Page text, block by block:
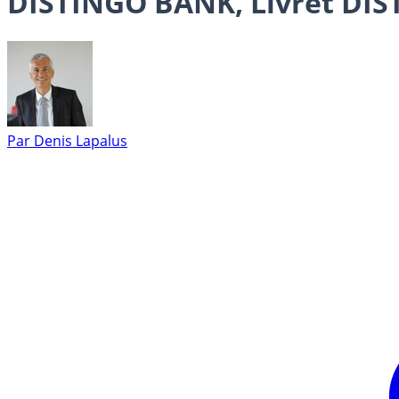
Par Denis Lapalus